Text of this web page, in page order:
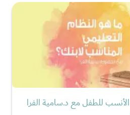
الأنسب للطفل مع د.سامية الفرا